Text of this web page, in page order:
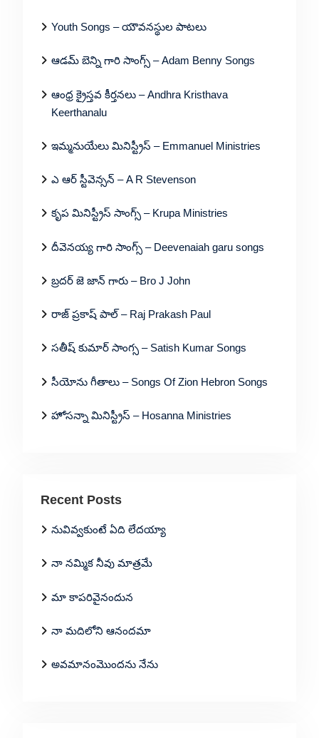
Youth Songs – యౌవనస్థుల పాటలు
ఆడమ్ బెన్ని గారి సాంగ్స్ – Adam Benny Songs
ఆంధ్ర క్రైస్తవ కీర్తనలు – Andhra Kristhava
Keerthanalu
ఇమ్మనుయేలు మినిస్ట్రీస్ – Emmanuel Ministries
ఎ ఆర్ స్టీవెన్సన్ – A R Stevenson
కృప మినిస్ట్రీస్ సాంగ్స్ – Krupa Ministries
దీవెనయ్య గారి సాంగ్స్ – Deevenaiah garu songs
బ్రదర్ జె జాన్ గారు – Bro J John
రాజ్ ప్రకాష్ పాల్ – Raj Prakash Paul
సతీష్ కుమార్ సాంగ్స – Satish Kumar Songs
సీయోను గీతాలు – Songs Of Zion Hebron Songs
హోసన్నా మినిస్ట్రీస్ – Hosanna Ministries
Recent Posts
నువివ్వకుంటే ఏది లేదయ్యా
నా నమ్మిక నీవు మాత్రమే
మా కాపరివైనందున
నా మదిలోని ఆనందమా
అవమానంమొందను నేను